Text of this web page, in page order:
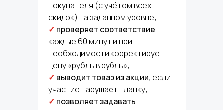
покупателя (с учётом всех
скидок) на заданном уровне;
✓ проверяет соответствие
каждые 60 минут и при
необходимости корректирует
цену «рубль в рубль»;
✓ выводит товар из акции, если
участие нарушает планку;
✓ позволяет задавать